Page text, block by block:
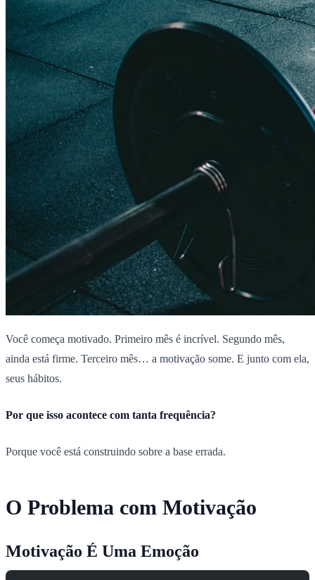
Você começa motivado. Primeiro mês é incrível. Segundo mês,
ainda está firme. Terceiro mês… a motivação some. E junto com ela,
seus hábitos.
Por que isso acontece com tanta frequência?
Porque você está construindo sobre a base errada.
O Problema com Motivação
Motivação É Uma Emoção